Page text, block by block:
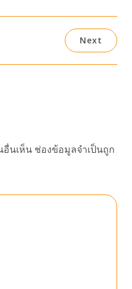
Next
อื่นเห็น ช่องข้อมูลจำเป็นถูก